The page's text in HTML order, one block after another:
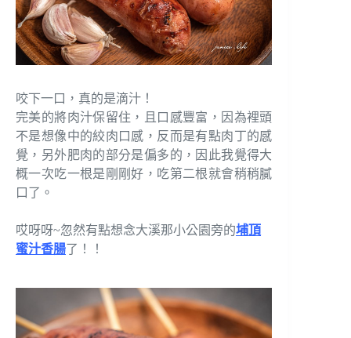
咬下一口，真的是滴汁！
完美的將肉汁保留住，且口感豐富，因為裡頭
不是想像中的絞肉口感，反而是有點肉丁的感
覺，另外肥肉的部分是偏多的，因此我覺得大
概一次吃一根是剛剛好，吃第二根就會稍稍膩
口了。
哎呀呀~忽然有點想念大溪那小公園旁的埔頂
蜜汁香腸了！！